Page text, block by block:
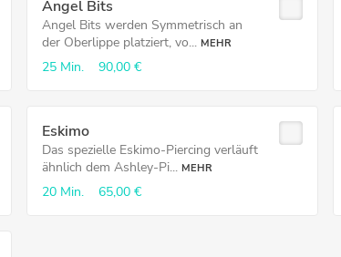
Angel Bits
Angel Bits werden Symmetrisch an
der Oberlippe platziert, vo... MEHR
25 Min. 90,00 €
Eskimo
Das spezielle Eskimo-Piercing verläuft
ähnlich dem Ashley-Pi... MEHR
20 Min. 65,00 €